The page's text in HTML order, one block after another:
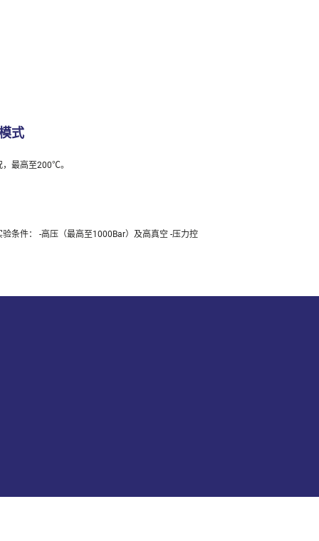
式
最高至200℃。
条件： -高压（最高至1000Bar）及高真空 -压力控